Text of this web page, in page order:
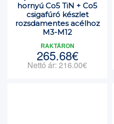
hornyú Co5 TiN + Co5
csigafúró készlet
rozsdamentes acélhoz
M3-M12
RAKTÁRON
265.68€
Nettó ár: 216.00€